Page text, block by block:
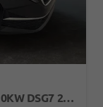
SELECTION 1.5 ETSI MHEV 150PS/110KW DSG7 2026 +AHK+3-ZONE+RFK+KESSY+EL.HECK+BHZ. LENKRAD